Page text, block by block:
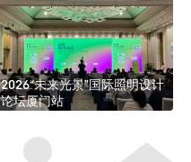
2026“未来光景”国际照明设计
论坛厦门站